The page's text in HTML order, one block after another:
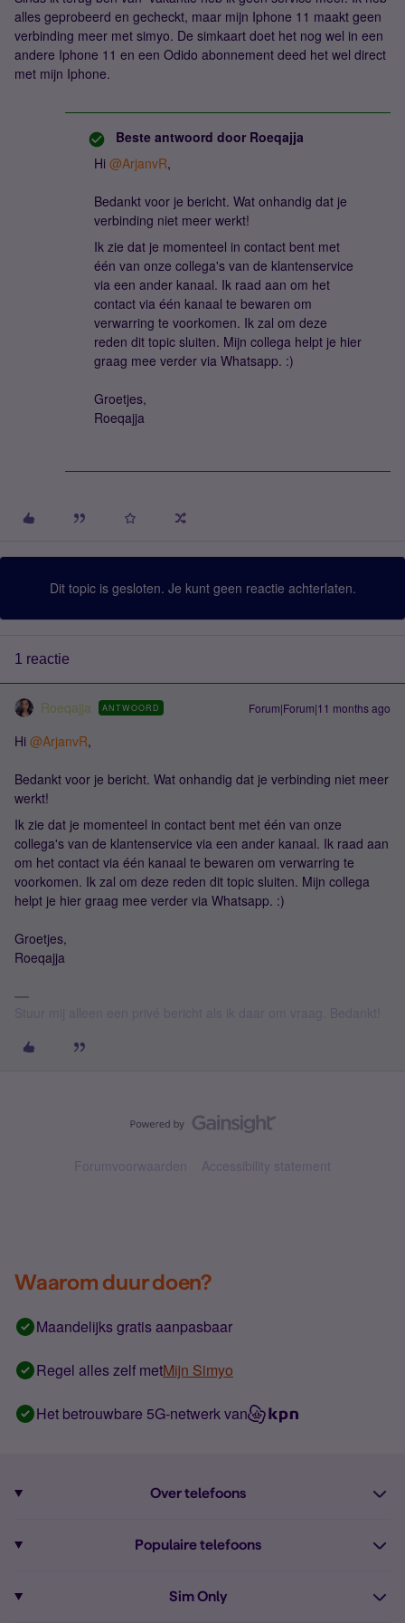
alles geprobeerd en gecheckt, maar mijn Iphone 11 maakt geen
verbinding meer met simyo. De simkaart doet het nog wel in een
andere Iphone 11 en een Odido abonnement deed het wel direct
met mijn Iphone.
Beste antwoord door Roeqajja
Hi ​ @ArjanvR,
Bedankt voor je bericht. Wat onhandig dat je
verbinding niet meer werkt!
Ik zie dat je momenteel in contact bent met
één van onze collega's van de klantenservice
via een ander kanaal. Ik raad aan om het
contact via één kanaal te bewaren om
verwarring te voorkomen. Ik zal om deze
reden dit topic sluiten. Mijn collega helpt je hier
graag mee verder via Whatsapp. :)
Groetjes,
Roeqajja
Dit topic is gesloten. Je kunt geen reactie achterlaten.
1 reactie
Roeqajja ANTWOORD Forum|Forum|11 months ago
Hi ​ @ArjanvR,
Bedankt voor je bericht. Wat onhandig dat je verbinding niet meer
werkt!
Ik zie dat je momenteel in contact bent met één van onze
collega's van de klantenservice via een ander kanaal. Ik raad aan
om het contact via één kanaal te bewaren om verwarring te
voorkomen. Ik zal om deze reden dit topic sluiten. Mijn collega
helpt je hier graag mee verder via Whatsapp. :)
Groetjes,
Roeqajja
Forumvoorwaarden Accessibility statement
Waarom duur doen?
Maandelijks gratis aanpasbaar
Regel alles zelf metMijn Simyo
Het betrouwbare 5G-netwerk van
Over telefoons
Alle telefoons
Populaire telefoons
Sim Only